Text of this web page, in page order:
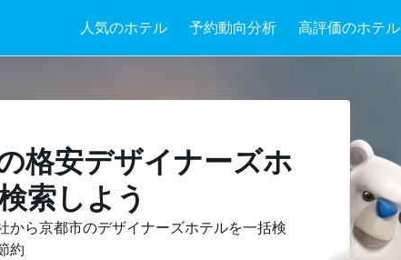
人気のホテル 予約動向分析 高評価のホテル
格安デザイナーズホ
索しよう
から京都市​のデザイナーズホテルを一括検
約